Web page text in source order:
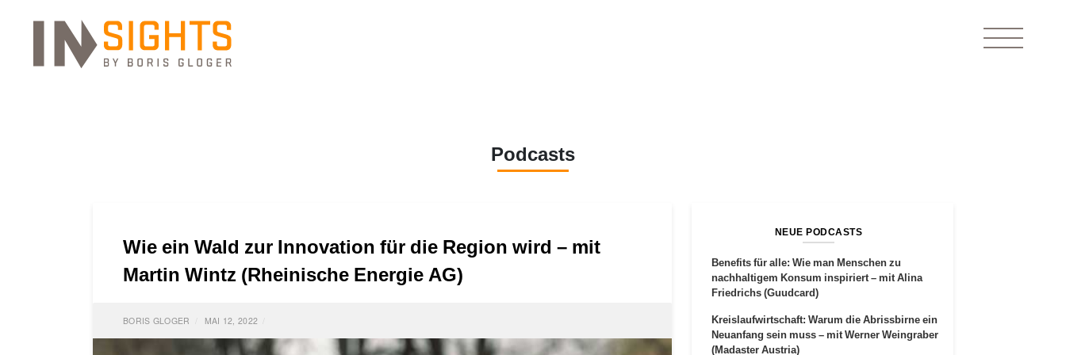
Podcasts
Wie ein Wald zur Innovation für die Region wird – mit
Martin Wintz (Rheinische Energie AG)
BORIS GLOGER MAI 12, 2022
NEUE PODCASTS
Benefits für alle: Wie man Menschen zu
nachhaltigem Konsum inspiriert – mit Alina
Friedrichs (Guudcard)
Kreislaufwirtschaft: Warum die Abrissbirne ein
Neuanfang sein muss – mit Werner Weingraber
(Madaster Austria)